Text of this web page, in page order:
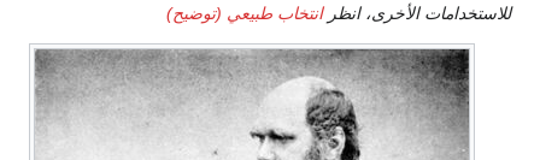
للاستخدامات الأخرى، انظرانتخاب طبيعي (توضيح)